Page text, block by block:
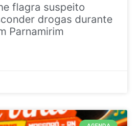
flagra suspeito
drogas durante
Parnamirim